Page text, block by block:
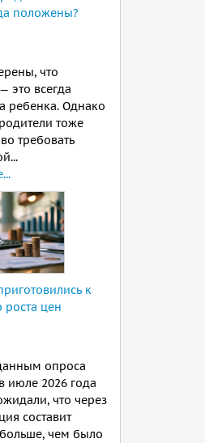
положены?
что
это всегда
ребенка. Однако
тоже
требовать
к
цен
опроса
июле 2026 года
что через
составит
больше, чем было